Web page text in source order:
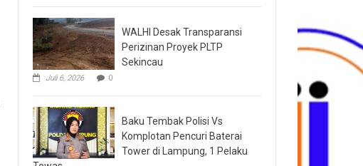
WALHI Desak Transparansi
Perizinan Proyek PLTP
Sekincau
Juli 6, 2026 0
Baku Tembak Polisi Vs
Komplotan Pencuri Baterai
Tower di Lampung, 1 Pelaku